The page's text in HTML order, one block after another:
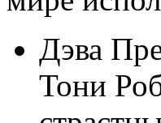
Дэва
Тони